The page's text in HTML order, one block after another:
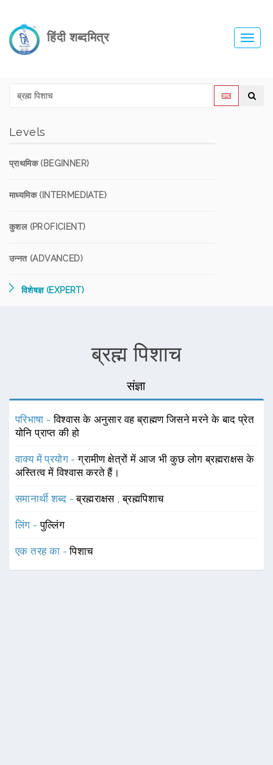
हिंदी शब्दमित्र
Levels
प्राथमिक (BEGINNER)
माध्यमिक (INTERMEDIATE)
कुशल (PROFICIENT)
उन्नत (ADVANCED)
विशेषज्ञ (EXPERT)
ब्रह्म पिशाच
संज्ञा
परिभाषा -विश्वास के अनुसार वह ब्राह्मण जिसने मरने के बाद प्रेत
योनि प्राप्त की हो
वाक्य में प्रयोग -ग्रामीण क्षेत्रों में आज भी कुछ लोग ब्रह्मराक्षस के
अस्तित्व में विश्वास करते हैं।
समानार्थी शब्द -ब्रह्मराक्षस ,ब्रह्मपिशाच
लिंग -पुल्लिंग
एक तरह का -पिशाच